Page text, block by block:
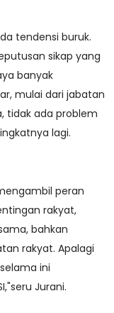
tendensi buruk.
sikap yang
banyak
mulai dari jabatan
tidak ada problem
lagi.
peran
rakyat,
bahkan
rakyat. Apalagi
ini
Jurani.